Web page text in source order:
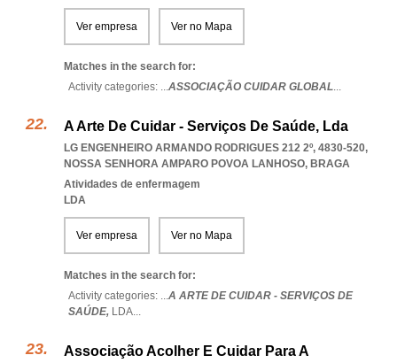
Ver empresa Ver no Mapa
Matches in the search for:
Activity categories: ...ASSOCIAÇÃO CUIDAR GLOBAL...
A Arte De Cuidar - Serviços De Saúde, Lda
LG ENGENHEIRO ARMANDO RODRIGUES 212 2º, 4830-520,
NOSSA SENHORA AMPARO POVOA LANHOSO, BRAGA
Atividades de enfermagem
LDA
Ver empresa Ver no Mapa
Matches in the search for:
Activity categories: ...A ARTE DE CUIDAR - SERVIÇOS DE
SAÚDE, LDA...
Associação Acolher E Cuidar Para A